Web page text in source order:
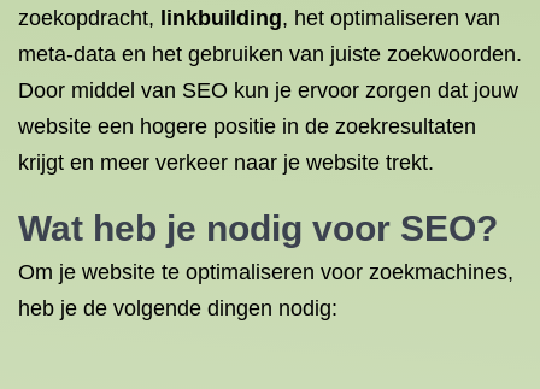
zoekopdracht, linkbuilding, het optimaliseren van
meta-data en het gebruiken van juiste zoekwoorden.
Door middel van SEO kun je ervoor zorgen dat jouw
website een hogere positie in de zoekresultaten
krijgt en meer verkeer naar je website trekt.
Wat heb je nodig voor SEO?
Om je website te optimaliseren voor zoekmachines,
heb je de volgende dingen nodig: